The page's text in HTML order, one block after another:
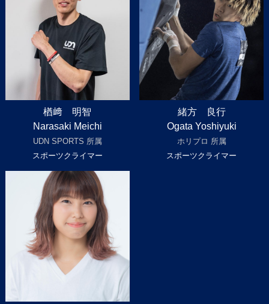
楢﨑 明智
Narasaki Meichi
UDN SPORTS 所属
スポーツクライマー
緒方 良行
Ogata Yoshiyuki
ホリプロ 所属
スポーツクライマー